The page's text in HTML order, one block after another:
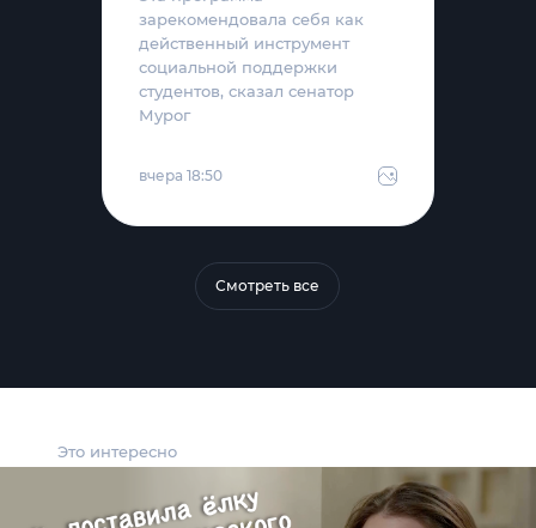
Это интересно
зарекомендовала себя как
действенный инструмент
социальной поддержки
студентов, сказал сенатор
Мурог
вчера 18:50
Смотреть все